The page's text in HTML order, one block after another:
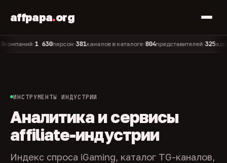
affpapa.org
•1 630персон•381каналов в каталоге•804представителей•325админов
ИНСТРУМЕНТЫ ИНДУСТРИИ
Аналитика и сервисы
affiliate-индустрии
Индекс спроса iGaming, каталог TG-каналов,